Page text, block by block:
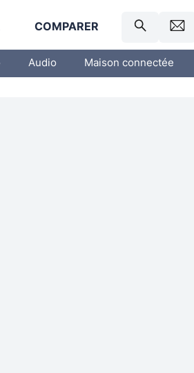
COMPARER
Audio Maison connectée